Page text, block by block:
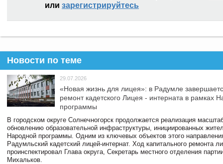
или зарегистрируйтесь
Новости по теме
29.07.2026
«Новая жизнь для лицея»: в Радумле
ремонт кадетского Лицея - интерната в рамках
программы
В городском округе Солнечногорск продолжается реализация
обновлению образовательной инфраструктуры, инициированных
Народной программы. Одним из ключевых объектов этого
Радумльский кадетский лицей-интернат. Ход капитального ремонта
проинспектировал Глава округа, Секретарь местного отделения
Михальков.